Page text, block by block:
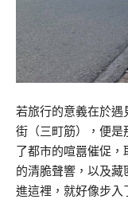
若旅行的意義在於遇
街（三町筋），便是
了都市的喧囂催促
的清脆聲響，以及藏
進這裡，就好像步